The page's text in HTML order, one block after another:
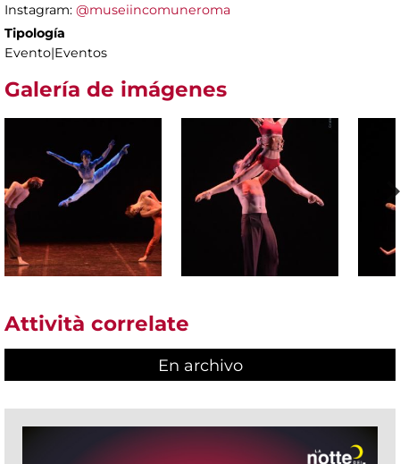
Instagram: @museiincomuneroma
Tipología
Evento|Eventos
Galería de imágenes
Attività correlate
En archivo